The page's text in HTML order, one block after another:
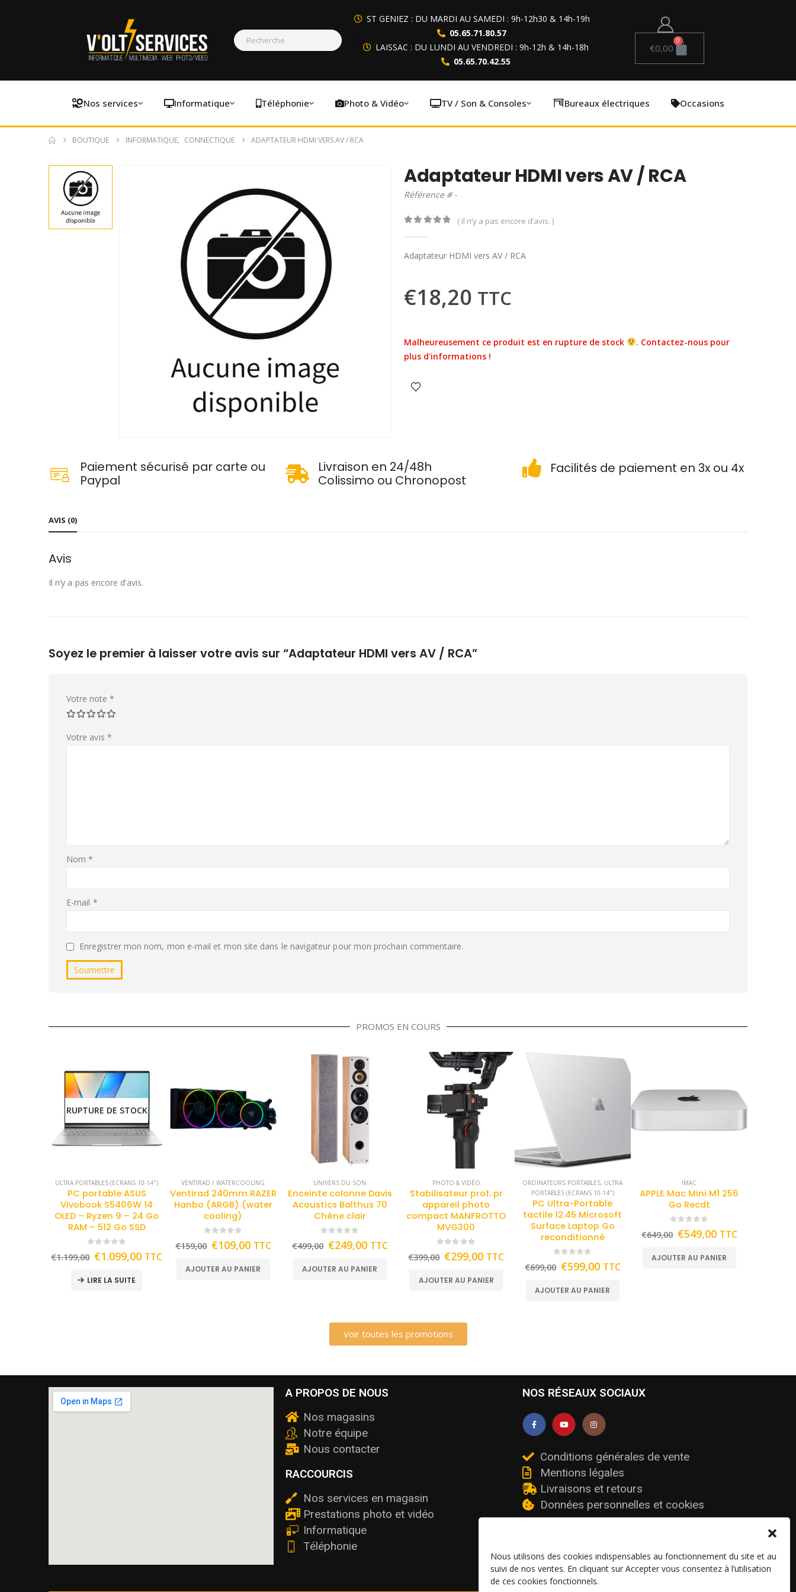
Nous utilisons des cookies indispensables au fonctionnement du site et au
suivi de nos ventes. En cliquant sur Accepter vous consentez à l’utilisation
de ces cookies fonctionnels.
ST GENIEZ : DU MARDI AU SAMEDI : 9h-12h30 & 14h-19h
05.65.71.80.57
LAISSAC : DU LUNDI AU VENDREDI : 9h-12h & 14h-18h
05.65.70.42.55
€0,00
0
Nos services Informatique Téléphonie Photo & Vidéo TV / Son & Consoles Bureaux électriques Occasions
BOUTIQUE INFORMATIQUE, CONNECTIQUE ADAPTATEUR HDMI VERS AV / RCA
Adaptateur HDMI vers AV / RCA
Référence # -
( Il n’y a pas encore d’avis. )
Adaptateur HDMI vers AV / RCA
€18,20 TTC
Malheureusement ce produit est en rupture de stock
. Contactez-nous pour
plus d'informations !
Paiement sécurisé par carte ou
Paypal
Livraison en 24/48h
Colissimo ou Chronopost
Facilités de paiement en 3x ou 4x
AVIS (0)
Avis
Il n’y a pas encore d’avis.
Soyez le premier à laisser votre avis sur “Adaptateur HDMI vers AV / RCA”
Votre note *
Votre avis *
Nom*
E-mail *
Enregistrer mon nom, mon e-mail et mon site dans le navigateur pour mon prochain commentaire.
PROMOS EN COURS
RUPTURE DE STOCK
ULTRA PORTABLES (ECRANS 10-14")
PC portable ASUS
Vivobook S5406W 14
OLED – Ryzen 9 – 24 Go
RAM – 512 Go SSD
€1.199,00 €1.099,00 TTC
LIRE LA SUITE
VENTIRAD / WATERCOOLING
Ventirad 240mm RAZER
Hanbo (ARGB) (water
cooling)
€159,00 €109,00 TTC
AJOUTER AU PANIER
UNIVERS DU SON
Enceinte colonne Davis
Acoustics Balthus 70
Chêne clair
€499,00 €249,00 TTC
AJOUTER AU PANIER
PHOTO & VIDÉO
Stabilisateur prof. pr
appareil photo
compact MANFROTTO
MVG300
€399,00 €299,00 TTC
AJOUTER AU PANIER
ORDINATEURS PORTABLES, ULTRA
PORTABLES (ECRANS 10-14")
PC Ultra-Portable
tactile 12.45 Microsoft
Surface Laptop Go
reconditionné
€699,00 €599,00 TTC
AJOUTER AU PANIER
IMAC
APPLE Mac Mini M1 256
Go Recdt
€649,00 €549,00 TTC
AJOUTER AU PANIER
Voir toutes les promotions
A PROPOS DE NOUS
Nos magasins
Notre équipe
Nous contacter
RACCOURCIS
Nos services en magasin
Prestations photo et vidéo
Informatique
Téléphonie
NOS RÉSEAUX SOCIAUX
Conditions générales de vente
Mentions légales
Livraisons et retours
Données personnelles et cookies